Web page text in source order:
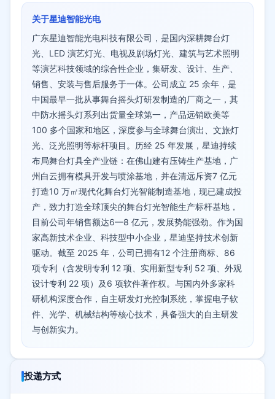
关于星迪智能光电
广东星迪智能光电科技有限公司，是国内深耕舞台灯
光、LED 演艺灯光、电视及剧场灯光、建筑与艺术照明
等演艺科技领域的综合性企业，集研发、设计、生产、
销售、安装与售后服务于一体。公司成立 25 余年，是
中国最早一批从事舞台摇头灯研发制造的厂商之一，其
中防水摇头灯系列出货量全球第一，产品远销欧美等
100 多个国家和地区，深度参与全球舞台演出、文旅灯
光、泛光照明等标杆项目。历经 25 年发展，星迪持续
布局舞台灯具全产业链：在佛山建有压铸生产基地，广
州白云拥有模具开发与喷涂基地，并在清远斥资7 亿元
打造10 万㎡现代化舞台灯光智能制造基地，现已建成投
产，致力打造全球顶尖的舞台灯光智能生产标杆基地，
目前公司年销售额达6—8 亿元，发展势能强劲。作为国
家高新技术企业、科技型中小企业，星迪坚持技术创新
驱动。截至 2025 年，公司已拥有12 个注册商标、86
项专利（含发明专利 12 项、实用新型专利 52 项、外观
设计专利 22 项）及6 项软件著作权。与国内外多家科
研机构深度合作，自主研发灯光控制系统，掌握电子软
件、光学、机械结构等核心技术，具备强大的自主研发
与创新实力。
投递方式